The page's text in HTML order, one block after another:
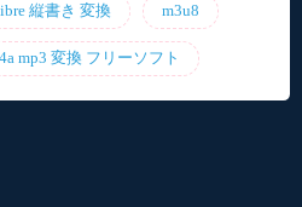
縦書き 変換 m3u8
mp3 変換 フリーソフト